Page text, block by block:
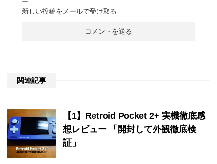
新しい投稿をメールで受け取る
関連記事
【1】Retroid Pocket 2+ 実機徹底感
想レビュー 「開封して外観徹底検
証」